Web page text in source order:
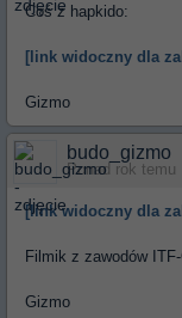
Coś z hapkido:
[link widoczny dla
Gizmo
budo_gizmo
Ponad rok temu
[link widoczny dla
Filmik z zawodów
Gizmo